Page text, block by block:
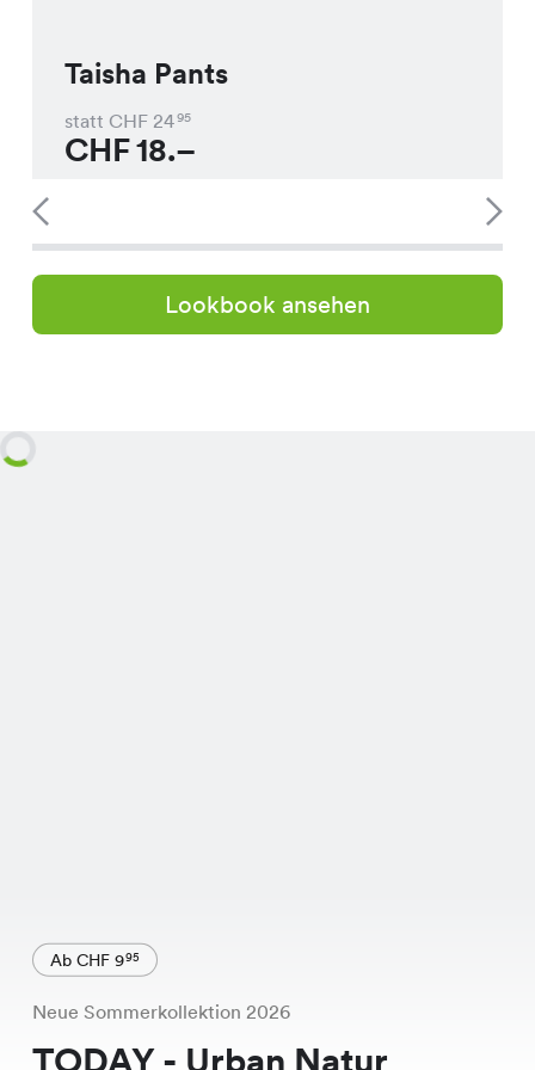
Taisha Pants
statt CHF 2495
CHF18.–
Lookbook ansehen
Ab CHF 995
Neue Sommerkollektion 2026
TODAY - Urban Natur